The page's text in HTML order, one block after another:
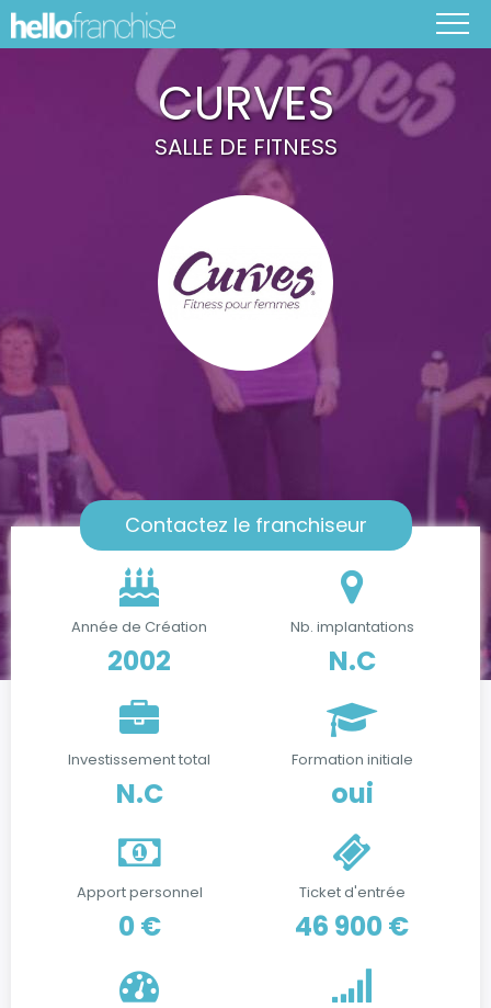
CURVES
SALLE DE FITNESS
Contactez le franchiseur
Année de Création
2002
Nb. implantations
N.C
Investissement total
N.C
Formation initiale
oui
Apport personnel
0 €
Ticket d'entrée
46 900 €